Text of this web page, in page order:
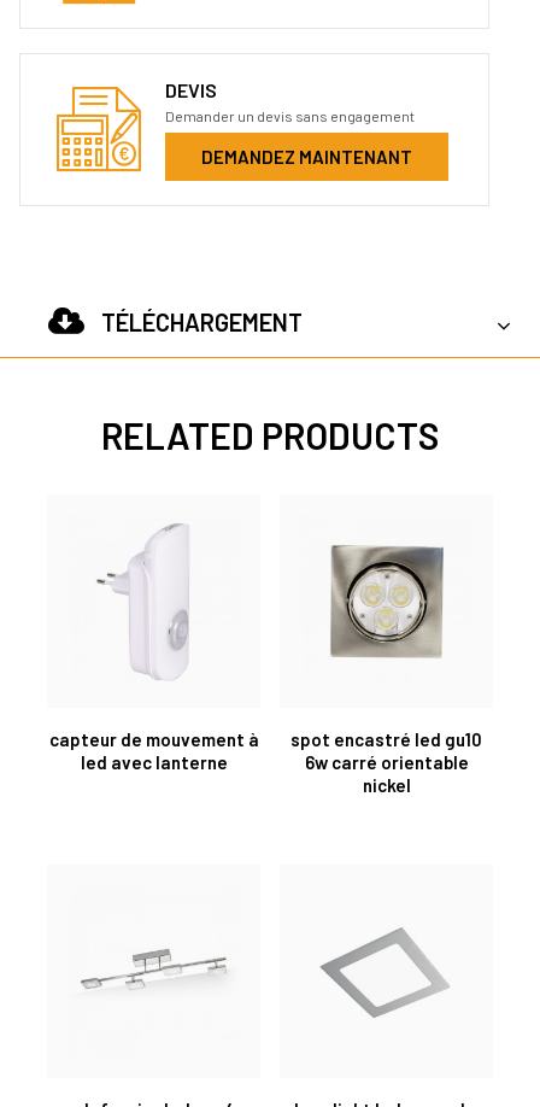
DEVIS
Demander un devis sans engagement
DEMANDEZ MAINTENANT
TÉLÉCHARGEMENT
RELATED PRODUCTS
capteur de mouvement à
led avec lanterne
spot encastré led gu10
6w carré orientable
nickel